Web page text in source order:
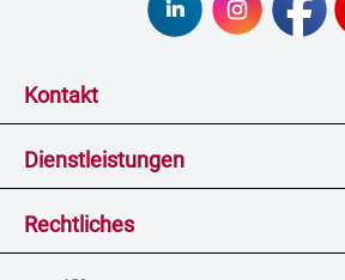
Kontakt
Dienstleistungen
Rechtliches